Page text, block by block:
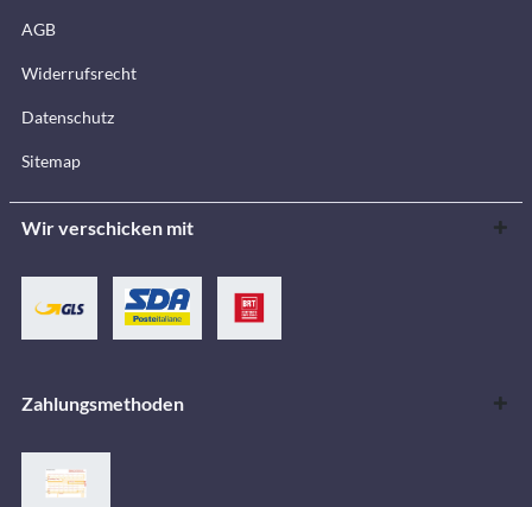
AGB
Widerrufsrecht
Datenschutz
Sitemap
Wir verschicken mit
Zahlungsmethoden